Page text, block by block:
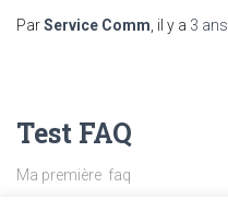
ParService Comm , il y a 3 ans
Test FAQ
Ma première faq